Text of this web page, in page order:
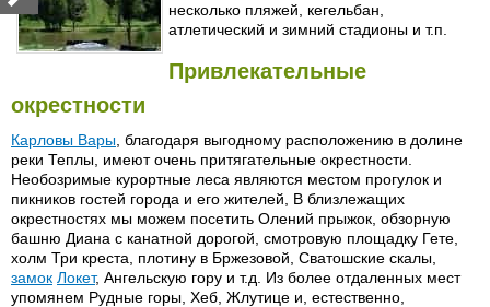
несколько пляжей, кегельбан,
атлетический и зимний стадионы и т.п.
Привлекательные
окрестности
Карловы Вары , благодаря выгодному расположению в долине
реки Теплы, имеют очень притягательные окрестности.
Необозримые курортные леса являются местом прогулок и
пикников гостей города и его жителей, В близлежащих
окрестностях мы можем посетить Олений прыжок, обзорную
башню Диана с канатной дорогой, смотровую площадку Гете,
холм Три креста, плотину в Бржезовой, Сватошские скалы,
замок Локет, Ангельскую гору и т.д. Из более отдаленных мест
упомянем Рудные горы, Хеб, Жлутице и, естественно,